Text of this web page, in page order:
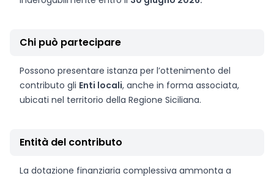
Chi può partecipare
Possono presentare istanza per l’ottenimento del
contributo gli Enti locali, anche in forma associata,
ubicati nel territorio della Regione Siciliana.
Entità del contributo
La dotazione finanziaria complessiva ammonta a